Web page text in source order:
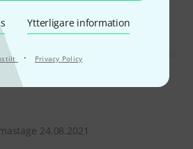
Ytterligare information
· Privacy Policy
ANMÄL RECENSION
24.08.2021